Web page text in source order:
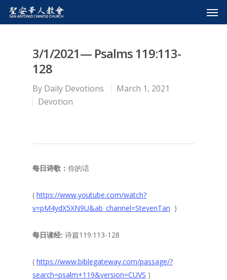
3/1/2021— Psalms 119:113-
128
By Daily Devotions
March 1, 2021
Devotion
每日诗歌： 你的话
( https://www.youtube.com/watch?
v=pM4ydX5XN9U&ab_channel=StevenTan )
每日读经: 诗篇119:113-128
( https://www.biblegateway.com/passage/?
search=psalm+119&version=CUVS )